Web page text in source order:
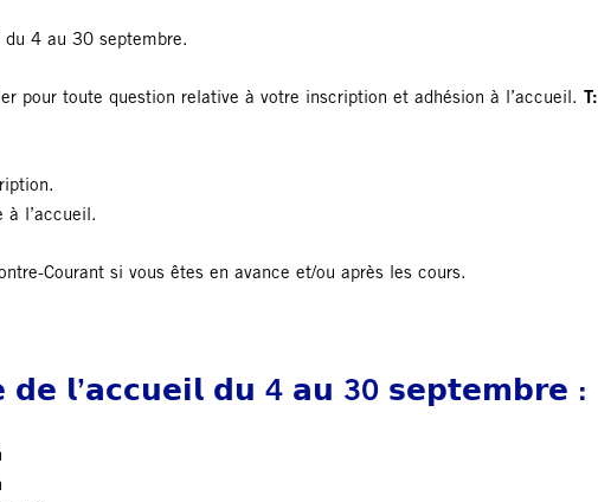
du 4 au 30 septembre.
pour toute question relative à votre inscription et adhésion à l’accueil.
T:
à l’accueil.
Courant si vous êtes en avance et/ou après les cours.
𝗱𝗲 𝗹’𝗮𝗰𝗰𝘂𝗲𝗶𝗹 𝗱𝘂 4 𝗮𝘂 30 𝘀𝗲𝗽𝘁𝗲𝗺𝗯𝗿𝗲 :